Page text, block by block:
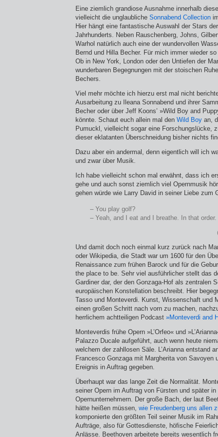
Eine ziemlich grandiose Ausnahme innerhalb
vielleicht die unglaubliche Sonnabend Collection
Hier hängt eine fantastische Auswahl der Stars
Jahrhunderts. Neben Rauschenberg, Johns,
Warhol natürlich auch eine der wundervollen
Bernd und Hilla Becher. Für mich immer wieder
Ob in New York, London oder den Untiefen der
wunderbaren Begegnungen mit der stoischen
Bechers.
Viel mehr möchte ich hierzu erst mal nicht
Ausarbeitung zu Ileana Sonnabend und ihrer
Becher oder über Jeff Koons’ »Wild Boy and
könnte. Schaut euch allein mal den Wild Boy an,
Pumuckl, vielleicht sogar eine Forschungslücke,
dieser eklatanten Überschneidung bisher nichts
Dazu aber ein andermal, denn eigentlich will ich
und zwar über Musik.
Ich habe vielleicht schon mal erwähnt, dass ich
gehe und auch sonst ziemlich viel Opernmusik
gehen würde wie Larry David in seiner Liebe zum
– You play golf?
– Yeah, and I eat and I breathe. In that order.
Und damit doch noch einmal kurz zurück nach
oder Wikipedia, die Stadt war um 1600 für den
Renaissance zum frühen Barock und für die
the place to be. Sehr viel ausführlicher stellt das
Gardiner dar, der den Gonzaga-Hof als zentralen
europäischen Konstellation beschreibt. Hier
Tasso und Monteverdi. Kunst, Wissenschaft und
einen großen Schritt nach vorn zu machen,
herrlichem achtteiligen Podcast »Monteverdi and
Monteverdis frühe Opern »L’Orfeo« und
Palazzo Ducale aufgeführt, auch wenn heute
welchem der zahllosen Säle. L’Arianna entstand
Francesco Gonzaga mit Margherita von Savoyen
Ereignis in Auftrag gegeben.
Überhaupt war das lange Zeit die Normalität.
seiner Opern im Auftrag von Fürsten und später
Opernunternehmern. Der große Bach, der laut
hätte heißen müssen, wie Freudenberg uns allen
komponierte den größten Teil seiner Musik im
Aufträge, also für Gottesdienste, höfische
Anlässe. Beethoven arbeitete bereits wesentlich